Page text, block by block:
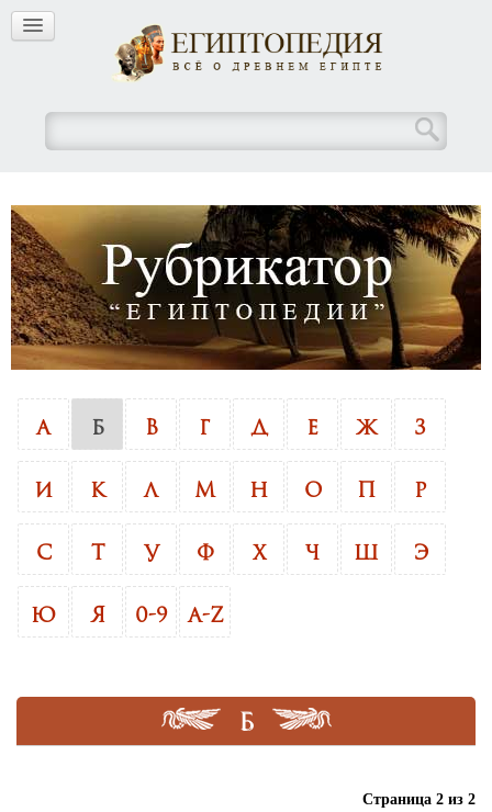
А Б В Г Д Е Ж З
И К Л М Н О Р
С У Ф Х Ч Э
Ю Я 0-9 A-Z
Б
Страница 2 из 2